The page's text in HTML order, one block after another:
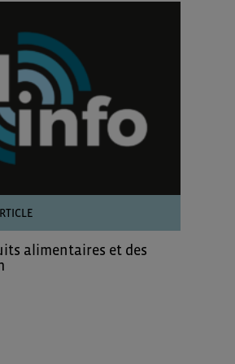
alimentaires et des